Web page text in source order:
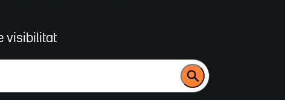
visibilitat